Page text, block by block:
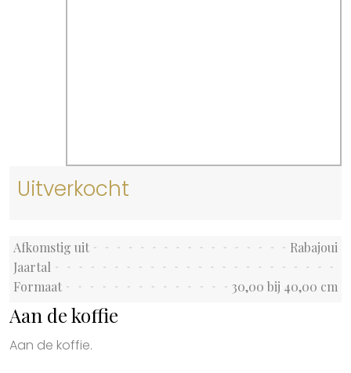
Uitverkocht
Afkomstig uit
Rabajoui
Jaartal
Formaat
30,00 bij 40,00 cm
Aan de koffie
Aan de koffie.